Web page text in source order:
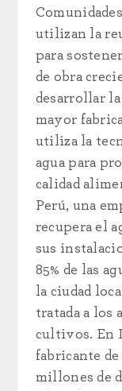
utilizan la
para
de obra
desarrollar
mayor
utiliza la
agua para
calidad
Perú, una
recupera el
sus
85% de las
la ciudad
tratada a los
cultivos. En
fabricante
millones de